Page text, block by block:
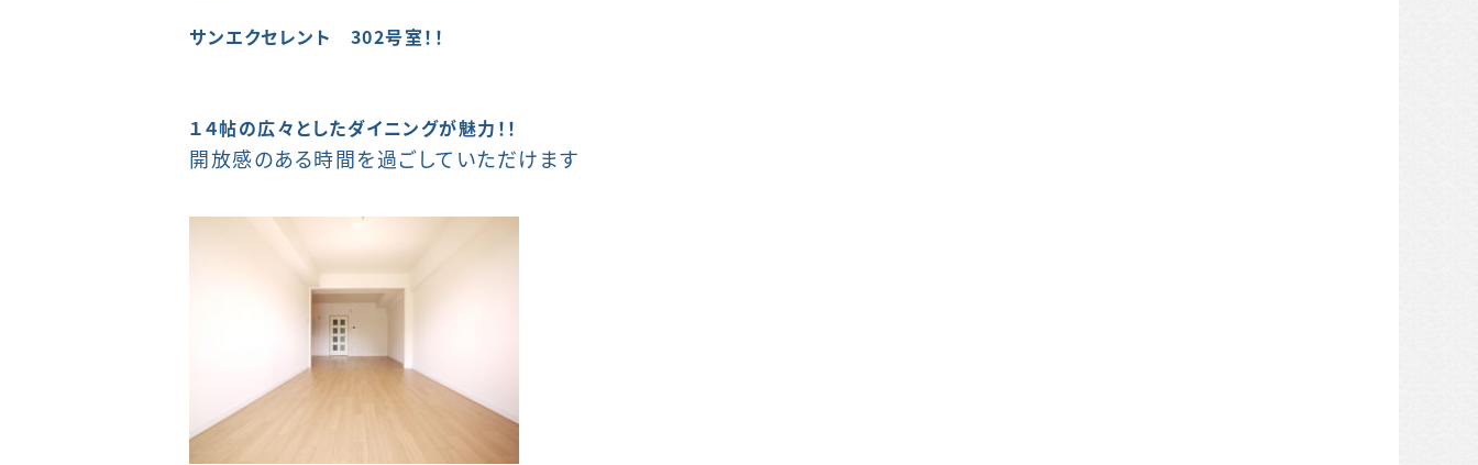
サンエクセレント 302号室！！
１４帖の広々としたダイニングが魅力！！
開放感のある時間を過ごしていただけます